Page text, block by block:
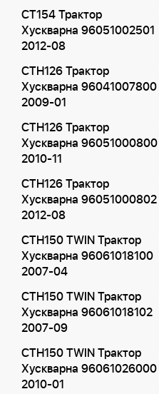
CT154 Трактор
Хускварна 96051002501
2012-08
CTH126 Трактор
Хускварна 96041007800
2009-01
CTH126 Трактор
Хускварна 96051000800
2010-11
CTH126 Трактор
Хускварна 96051000802
2012-08
CTH150 TWIN Трактор
Хускварна 96061018100
2007-04
CTH150 TWIN Трактор
Хускварна 96061018102
2007-09
CTH150 TWIN Трактор
Хускварна 96061026000
2010-01